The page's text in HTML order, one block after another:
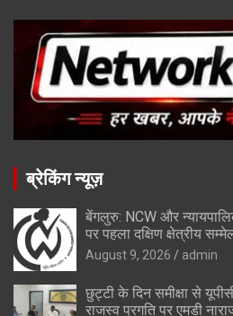
ब्रेकिंग न्यूज़
बेंगलुरु: NCW और
पर पहला दक्षिण क्षेत्रीय
August 9, 2026 admin
छुट्टी के दिन समीक्षा से
राजस्व प्रगति पर एमडी